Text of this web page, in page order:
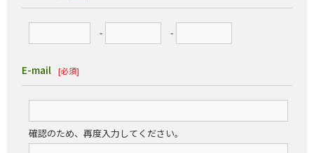
- -
E-mail [必須]
確認のため、再度入力してください。